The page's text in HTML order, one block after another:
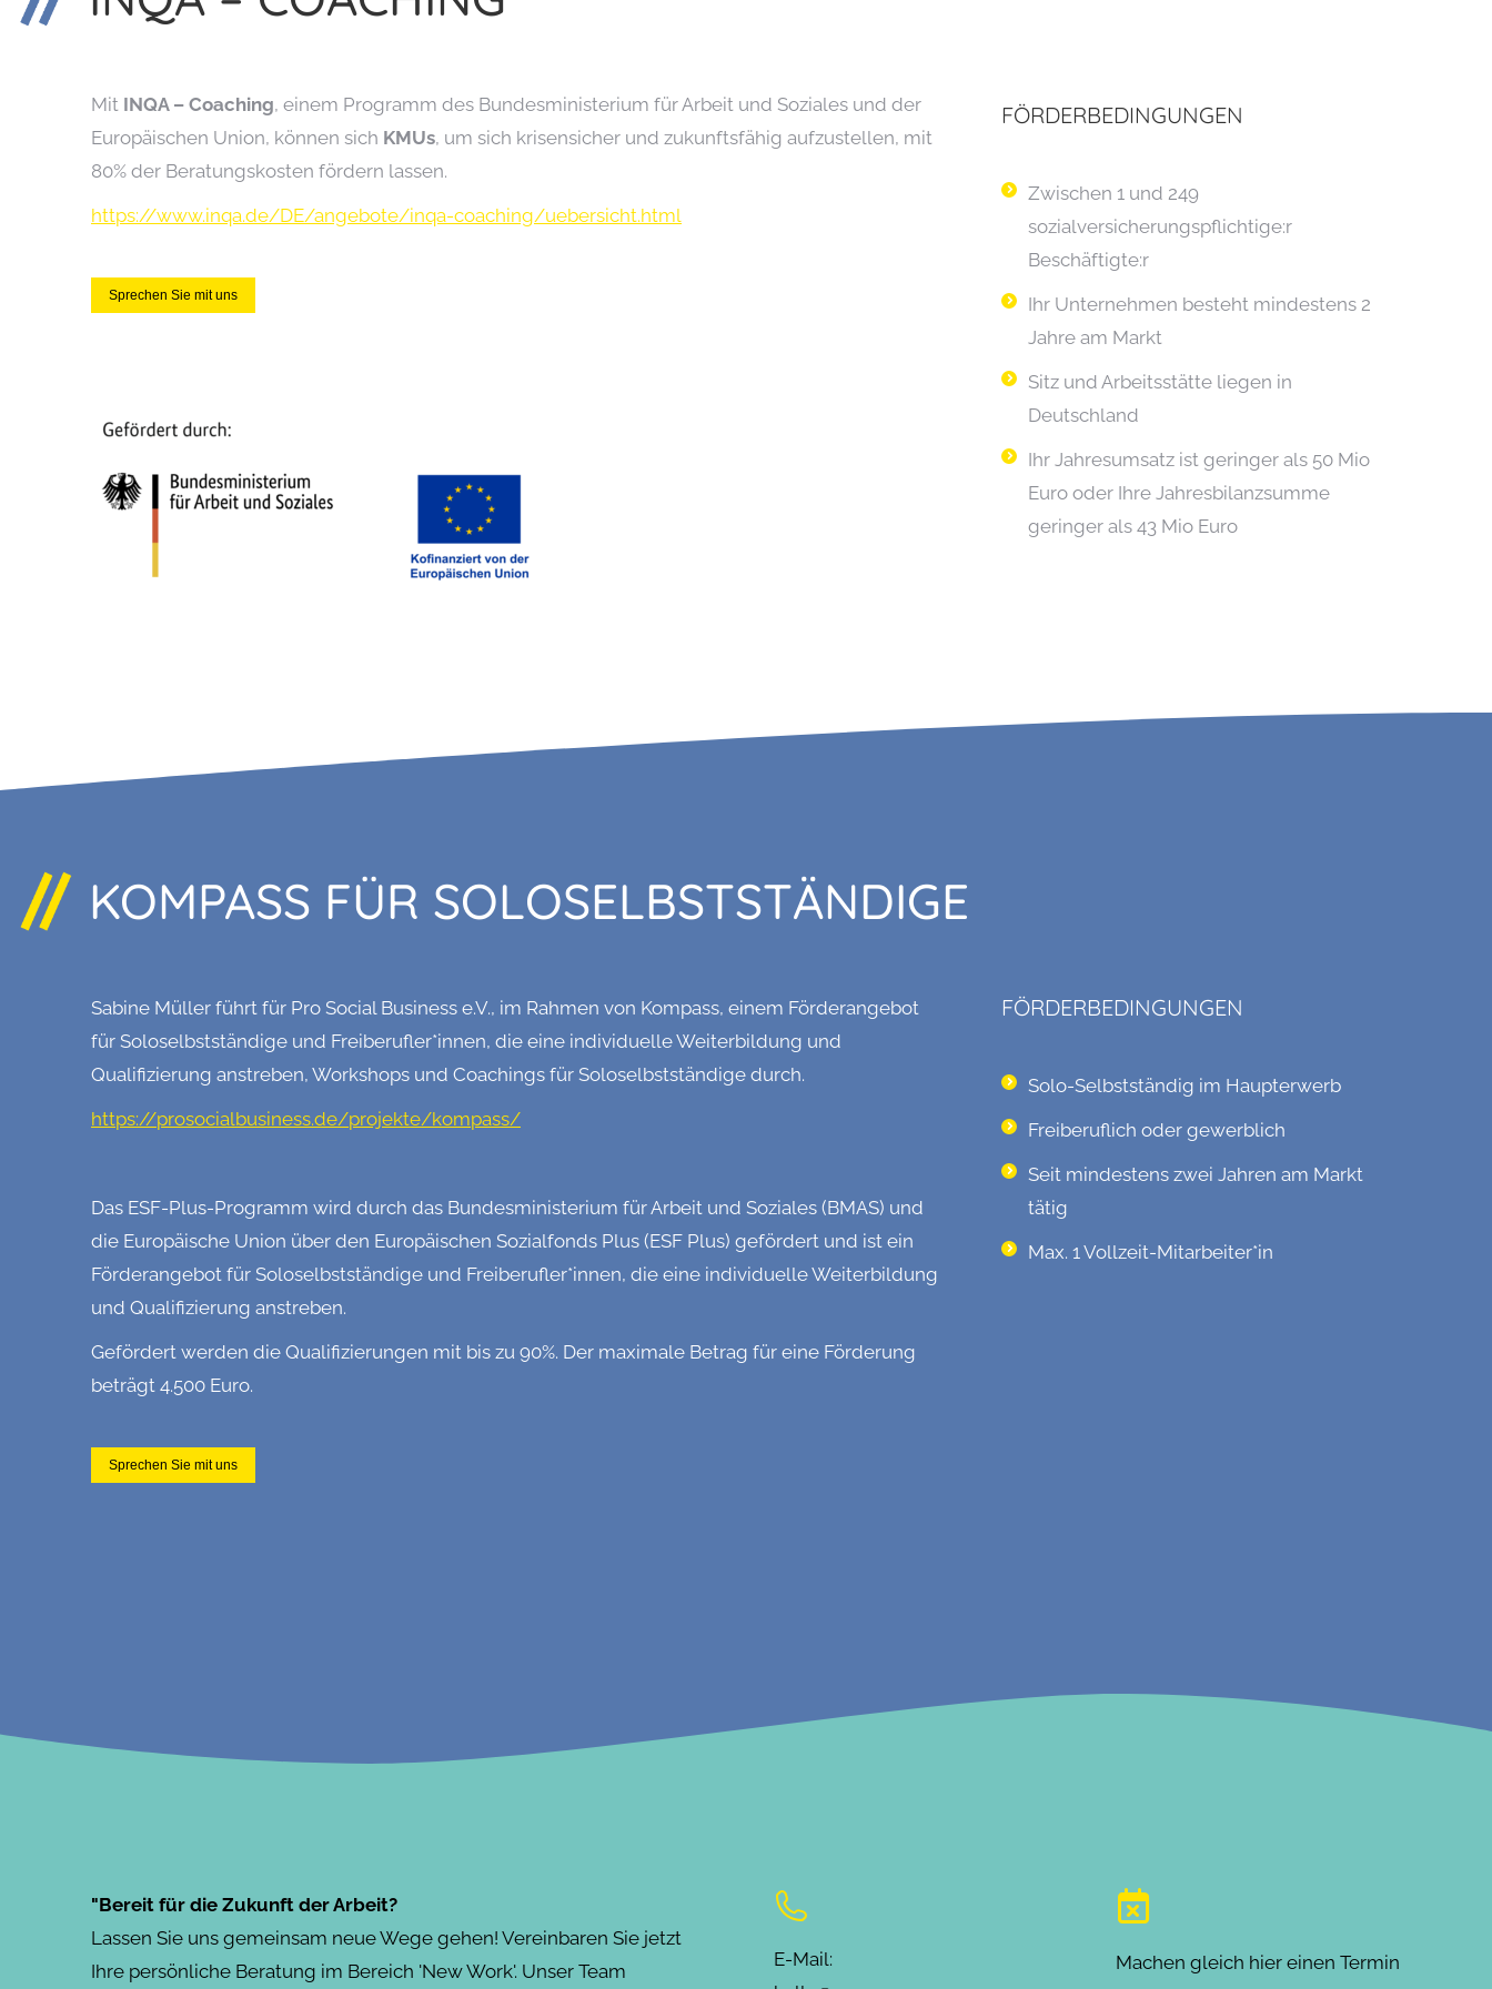
Mit INQA – Coaching, einem Programm des Bundesministerium für Arbeit und Soziales und der
Europäischen Union, können sich KMUs, um sich krisensicher und zukunftsfähig aufzustellen, mit
80% der Beratungskosten fördern lassen.
https://www.inqa.de/DE/angebote/inqa-coaching/uebersicht.html
Sprechen Sie mit uns
FÖRDERBEDINGUNGEN
Zwischen 1 und 249
sozialversicherungspflichtige:r
Beschäftigte:r
Ihr Unternehmen besteht mindestens 2
Jahre am Markt
Sitz und Arbeitsstätte liegen in
Deutschland
Ihr Jahresumsatz ist geringer als 50 Mio
Euro oder Ihre Jahresbilanzsumme
geringer als 43 Mio Euro
KOMPASS FÜR SOLOSELBSTSTÄNDIGE
Sabine Müller führt für Pro Social Business e.V., im Rahmen von Kompass, einem Förderangebot
für Soloselbstständige und Freiberufler*innen, die eine individuelle Weiterbildung und
Qualifizierung anstreben, Workshops und Coachings für Soloselbstständige durch.
https://prosocialbusiness.de/projekte/kompass/
Das ESF-Plus-Programm wird durch das Bundes­ministerium für Arbeit und Soziales (BMAS) und
die Europäische Union über den Europäischen Sozialfonds Plus (ESF Plus) gefördert und ist ein
Förderangebot für Soloselbstständige und Freiberufler*innen, die eine individuelle Weiterbildung
und Qualifizierung anstreben.
Gefördert werden die Qualifizierungen mit bis zu 90%. Der maximale Betrag für eine Förderung
beträgt 4.500 Euro.
Sprechen Sie mit uns
FÖRDERBEDINGUNGEN
Solo-Selbstständig im Haupterwerb
Freiberuflich oder gewerblich
Seit mindestens zwei Jahren am Markt
tätig
Max. 1 Vollzeit-Mitarbeiter*in
"Bereit für die Zukunft der Arbeit?
Lassen Sie uns gemeinsam neue Wege gehen! Vereinbaren Sie jetzt
Ihre persönliche Beratung im Bereich 'New Work'. Unser Team
E-Mail:
Machen gleich hier einen Termin